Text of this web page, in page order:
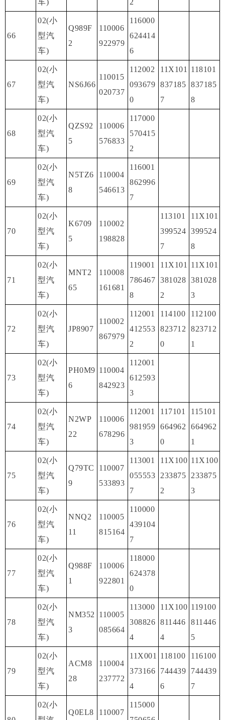
66
02(小
型汽
车)
Q989F
2
110006
922979
116000
624414
6
67
02(小
型汽
车)
NS6J66
110015
020737
112002
093679
0
11X101
837185
7
118101
837185
8
68
02(小
型汽
车)
QZS92
5
110006
576833
117000
570415
2
69
02(小
型汽
车)
N5TZ6
8
110004
546613
116001
862996
7
70
02(小
型汽
车)
K6709
5
110002
198828
113101
399524
7
11X101
399524
8
71
02(小
型汽
车)
MNT2
65
110008
161681
119001
786467
8
11X101
381028
2
11X101
381028
3
72
02(小
型汽
车)
JP8907
110002
867979
112001
412553
2
114100
823712
0
112100
823712
1
73
02(小
型汽
车)
PH0M9
6
110004
842923
112001
612593
3
74
02(小
型汽
车)
N2WP
22
110006
678296
112001
981959
3
117101
664962
0
115101
664962
1
75
02(小
型汽
车)
Q79TC
9
110007
533893
113001
055553
7
11X100
233875
2
11X100
233875
3
76
02(小
型汽
车)
NNQ2
11
110005
815164
110000
439104
7
77
02(小
型汽
车)
Q988F
1
110006
922801
118000
624378
0
78
02(小
型汽
车)
NM352
3
110005
085664
113000
308826
4
11X100
811446
4
119100
811446
5
79
02(小
型汽
车)
ACM8
28
110004
237772
11X001
373166
4
118100
744439
6
116100
744439
7
02(小
Q0EL8
110007
115000